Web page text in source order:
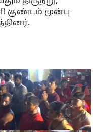
குண்டம் முன்பு